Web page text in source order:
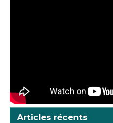
Articles récents